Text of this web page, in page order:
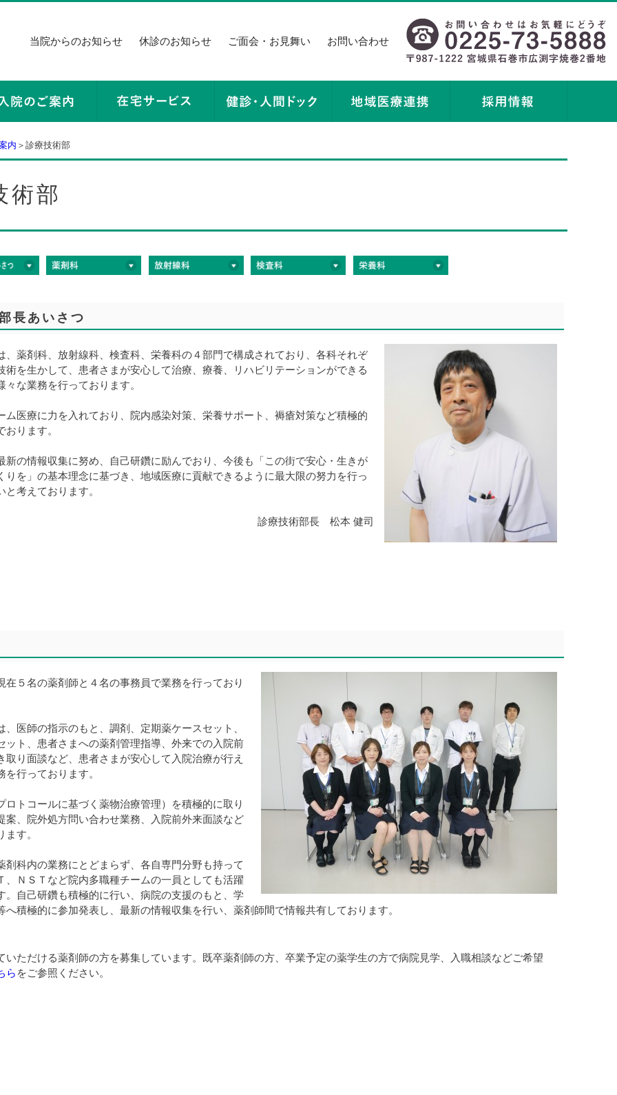
当院からのお知らせ 休診のお知らせ ご面会・お見舞い お問い合わせ
内 ＞診療技術部
術部
長あいさつ
、薬剤科、放射線科、検査科、栄養科の４部門で構成されており、各科それぞ
術を生かして、患者さまが安心して治療、療養、リハビリテーションができる
々な業務を行っております。
ム医療に力を入れており、院内感染対策、栄養サポート、褥瘡対策など積極的
おります。
新の情報収集に努め、自己研鑽に励んでおり、今後も「この街で安心・生きが
りを」の基本理念に基づき、地域医療に貢献できるように最大限の努力を行っ
と考えております。
診療技術部長 松本 健司
在５名の薬剤師と４名の事務員で業務を行っており
、医師の指示のもと、調剤、定期薬ケースセット、
ット、患者さまへの薬剤管理指導、外来での入院前
取り面談など、患者さまが安心して入院治療が行え
を行っております。
ロトコールに基づく薬物治療管理）を積極的に取り
案、院外処方問い合わせ業務、入院前外来面談など
す。
剤科内の業務にとどまらず、各自専門分野も持って
、ＮＳＴなど院内多職種チームの一員としても活躍
。自己研鑽も積極的に行い、病院の支援のもと、学
へ積極的に参加発表し、最新の情報収集を行い、薬剤師間で情報共有しております。
いただける薬剤師の方を募集しています。既卒薬剤師の方、卒業予定の薬学生の方で病院見学、入職相談などご希望
ら をご参照ください。